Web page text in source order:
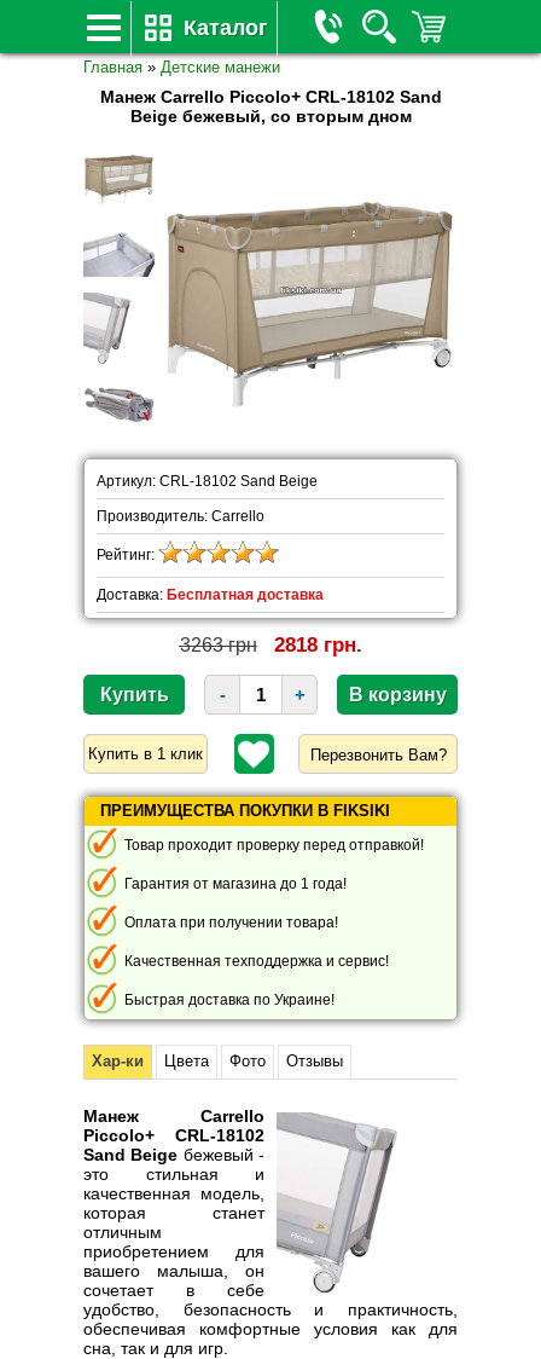
Каталог
Главная » Детские манежи
Манеж Carrello Piccolo+ CRL-18102 Sand
Beige бежевый, со вторым дном
Артикул: CRL-18102 Sand Beige
Производитель: Carrello
Рейтинг:
Доставка: Бесплатная доставка
3263 грн 2818 грн.
- +
Перезвонить Вам?
ПРЕИМУЩЕСТВА ПОКУПКИ В FIKSIKI
Товар проходит проверку перед отправкой!
Гарантия от магазина до 1 года!
Оплата при получении товара!
Качественная техподдержка и сервис!
Быстрая доставка по Украине!
Хар-ки Цвета Фото Отзывы
Манеж Carrello
Piccolo+ CRL-18102
Sand Beige бежевый -
это стильная и
качественная модель,
которая станет
отличным
приобретением для
вашего малыша, он
сочетает в себе
удобство, безопасность и практичность,
обеспечивая комфортные условия как для
сна, так и для игр.